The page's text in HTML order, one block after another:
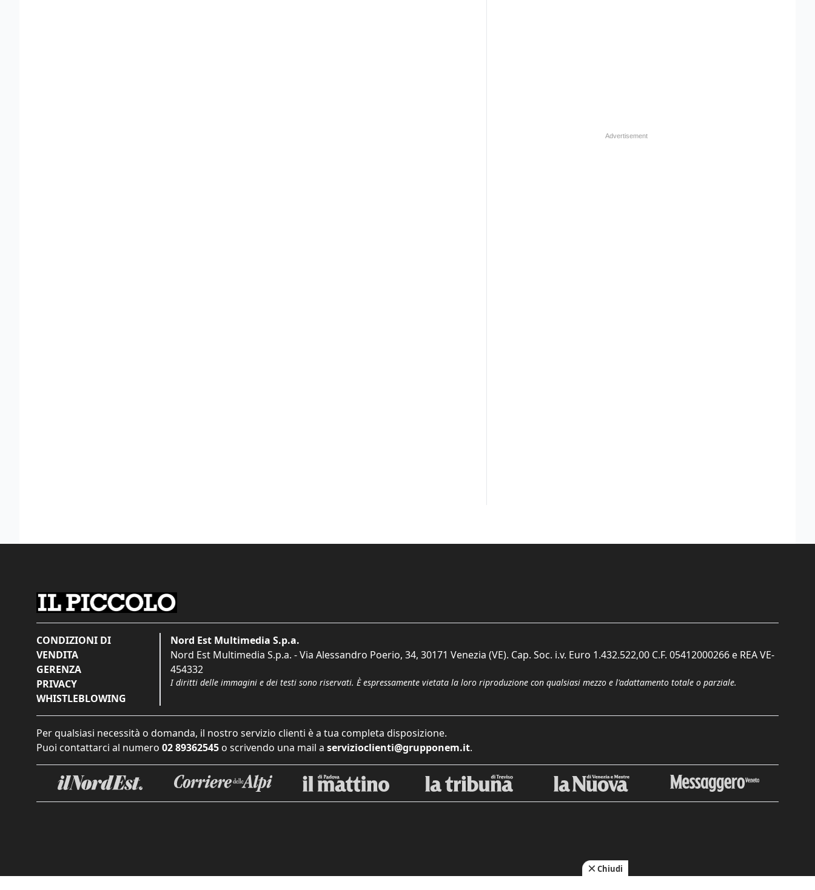
CONDIZIONI DI
VENDITA
GERENZA
PRIVACY
WHISTLEBLOWING
Nord Est Multimedia S.p.a.
Nord Est Multimedia S.p.a. - Via Alessandro Poerio, 34, 30171 Venezia (VE). Cap. Soc. i.v. Euro 1.432.522,00 C.F. 05412000266 e REA VE-
454332
I diritti delle immagini e dei testi sono riservati. È espressamente vietata la loro riproduzione con qualsiasi mezzo e l'adattamento totale o parziale.
Per qualsiasi necessità o domanda, il nostro servizio clienti è a tua completa disposizione.
Puoi contattarci al numero 02 89362545 o scrivendo una mail a servizioclienti@grupponem.it.
Chiudi